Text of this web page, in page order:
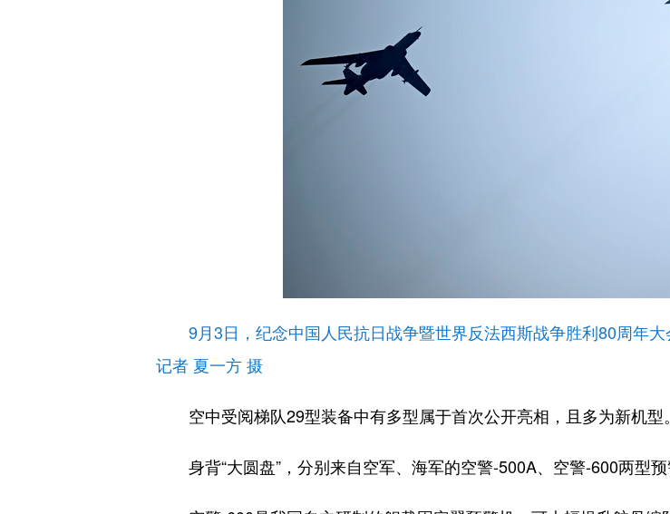
9月3日，纪念中国人民抗日战争暨世界反法西斯战争胜利80周年
记者 夏一方 摄
空中受阅梯队29型装备中有多型属于首次公开亮相，且多为新机型
身背“大圆盘”，分别来自空军、海军的空警-500A、空警-600两型预